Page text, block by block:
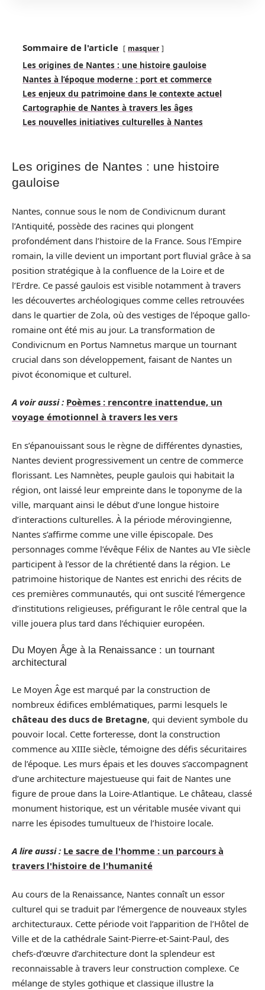
Sommaire de l'article masquer
Les origines de Nantes : une histoire gauloise
Nantes à l’époque moderne : port et commerce
Les enjeux du patrimoine dans le contexte actuel
Cartographie de Nantes à travers les âges
Les nouvelles initiatives culturelles à Nantes
Les origines de Nantes : une histoire
gauloise
Nantes, connue sous le nom de Condivicnum durant
l’Antiquité, possède des racines qui plongent
profondément dans l’histoire de la France. Sous l’Empire
romain, la ville devient un important port fluvial grâce à sa
position stratégique à la confluence de la Loire et de
l’Erdre. Ce passé gaulois est visible notamment à travers
les découvertes archéologiques comme celles retrouvées
dans le quartier de Zola, où des vestiges de l’époque gallo-
romaine ont été mis au jour. La transformation de
Condivicnum en Portus Namnetus marque un tournant
crucial dans son développement, faisant de Nantes un
pivot économique et culturel.
A voir aussi : Poèmes : rencontre inattendue, un
voyage émotionnel à travers les vers
En s’épanouissant sous le règne de différentes dynasties,
Nantes devient progressivement un centre de commerce
florissant. Les Namnètes, peuple gaulois qui habitait la
région, ont laissé leur empreinte dans le toponyme de la
ville, marquant ainsi le début d’une longue histoire
d’interactions culturelles. À la période mérovingienne,
Nantes s’affirme comme une ville épiscopale. Des
personnages comme l’évêque Félix de Nantes au VIe siècle
participent à l’essor de la chrétienté dans la région. Le
patrimoine historique de Nantes est enrichi des récits de
ces premières communautés, qui ont suscité l’émergence
d’institutions religieuses, préfigurant le rôle central que la
ville jouera plus tard dans l’échiquier européen.
Du Moyen Âge à la Renaissance : un tournant
architectural
Le Moyen Âge est marqué par la construction de
nombreux édifices emblématiques, parmi lesquels le
château des ducs de Bretagne, qui devient symbole du
pouvoir local. Cette forteresse, dont la construction
commence au XIIIe siècle, témoigne des défis sécuritaires
de l’époque. Les murs épais et les douves s’accompagnent
d’une architecture majestueuse qui fait de Nantes une
figure de proue dans la Loire-Atlantique. Le château, classé
monument historique, est un véritable musée vivant qui
narre les épisodes tumultueux de l’histoire locale.
A lire aussi : Le sacre de l'homme : un parcours à
travers l'histoire de l'humanité
Au cours de la Renaissance, Nantes connaît un essor
culturel qui se traduit par l’émergence de nouveaux styles
architecturaux. Cette période voit l’apparition de l’Hôtel de
Ville et de la cathédrale Saint-Pierre-et-Saint-Paul, des
chefs-d’œuvre d’architecture dont la splendeur est
reconnaissable à travers leur construction complexe. Ce
mélange de styles gothique et classique illustre la